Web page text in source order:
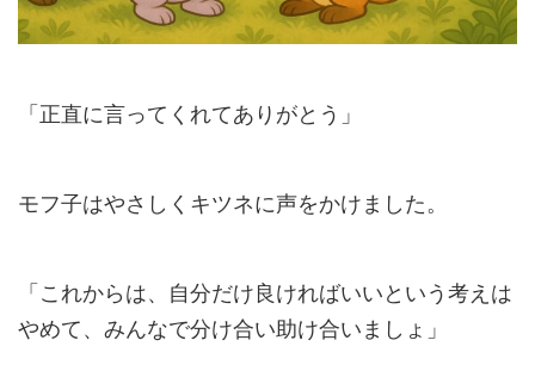
「正直に言ってくれてありがとう」
モフ子はやさしくキツネに声をかけました。
「これからは、自分だけ良ければいいという考えは
やめて、みんなで分け合い助け合いましょ」